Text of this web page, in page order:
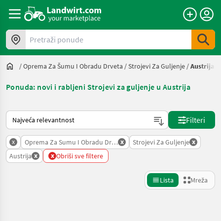
Pretraži ponude
/Oprema Za Šumu I Obradu Drveta /Strojevi Za Guljenje /Austrija
Ponuda: novi i rabljeni Strojevi za guljenje u Austrija
Način na koji sortira Landwirt.com
Filteri
x Oprema Za Sumu I Obradu Drveta
x Strojevi Za Guljenje x
Austrija x x Obriši sve filtere
Lista Mreža